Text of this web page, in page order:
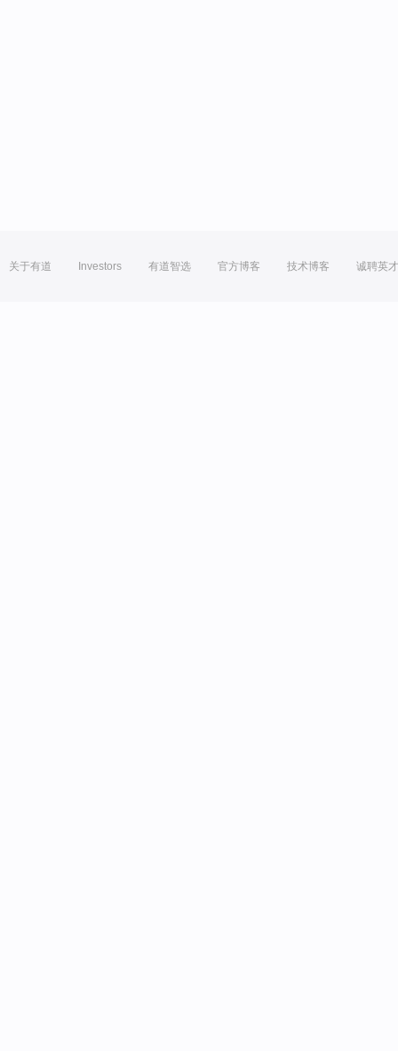
关于有道 Investors 有道智选 官方博客 技术博客 诚聘英才